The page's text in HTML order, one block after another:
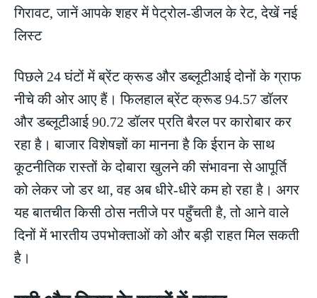
पिछले 24 घंटों में ब्रेंट क्रूड और डब्लूटीआई दोनों के ग्राफ
नीचे की ओर आए हैं। फिलहाल ब्रेंट क्रूड 94.57 डॉलर
और डब्लूटीआई 90.72 डॉलर प्रति बैरल पर कारोबार कर
रहा है। बाजार विशेषज्ञों का मानना है कि ईरान के साथ
कूटनीतिक रास्तों के दोबारा खुलने की संभावना से आपूर्ति
को लेकर जो डर था, वह अब धीरे-धीरे कम हो रहा है। अगर
यह बातचीत किसी ठोस नतीजे पर पहुँचती है, तो आने वाले
दिनों में भारतीय उपभोक्ताओं को और बड़ी राहत मिल सकती
है।